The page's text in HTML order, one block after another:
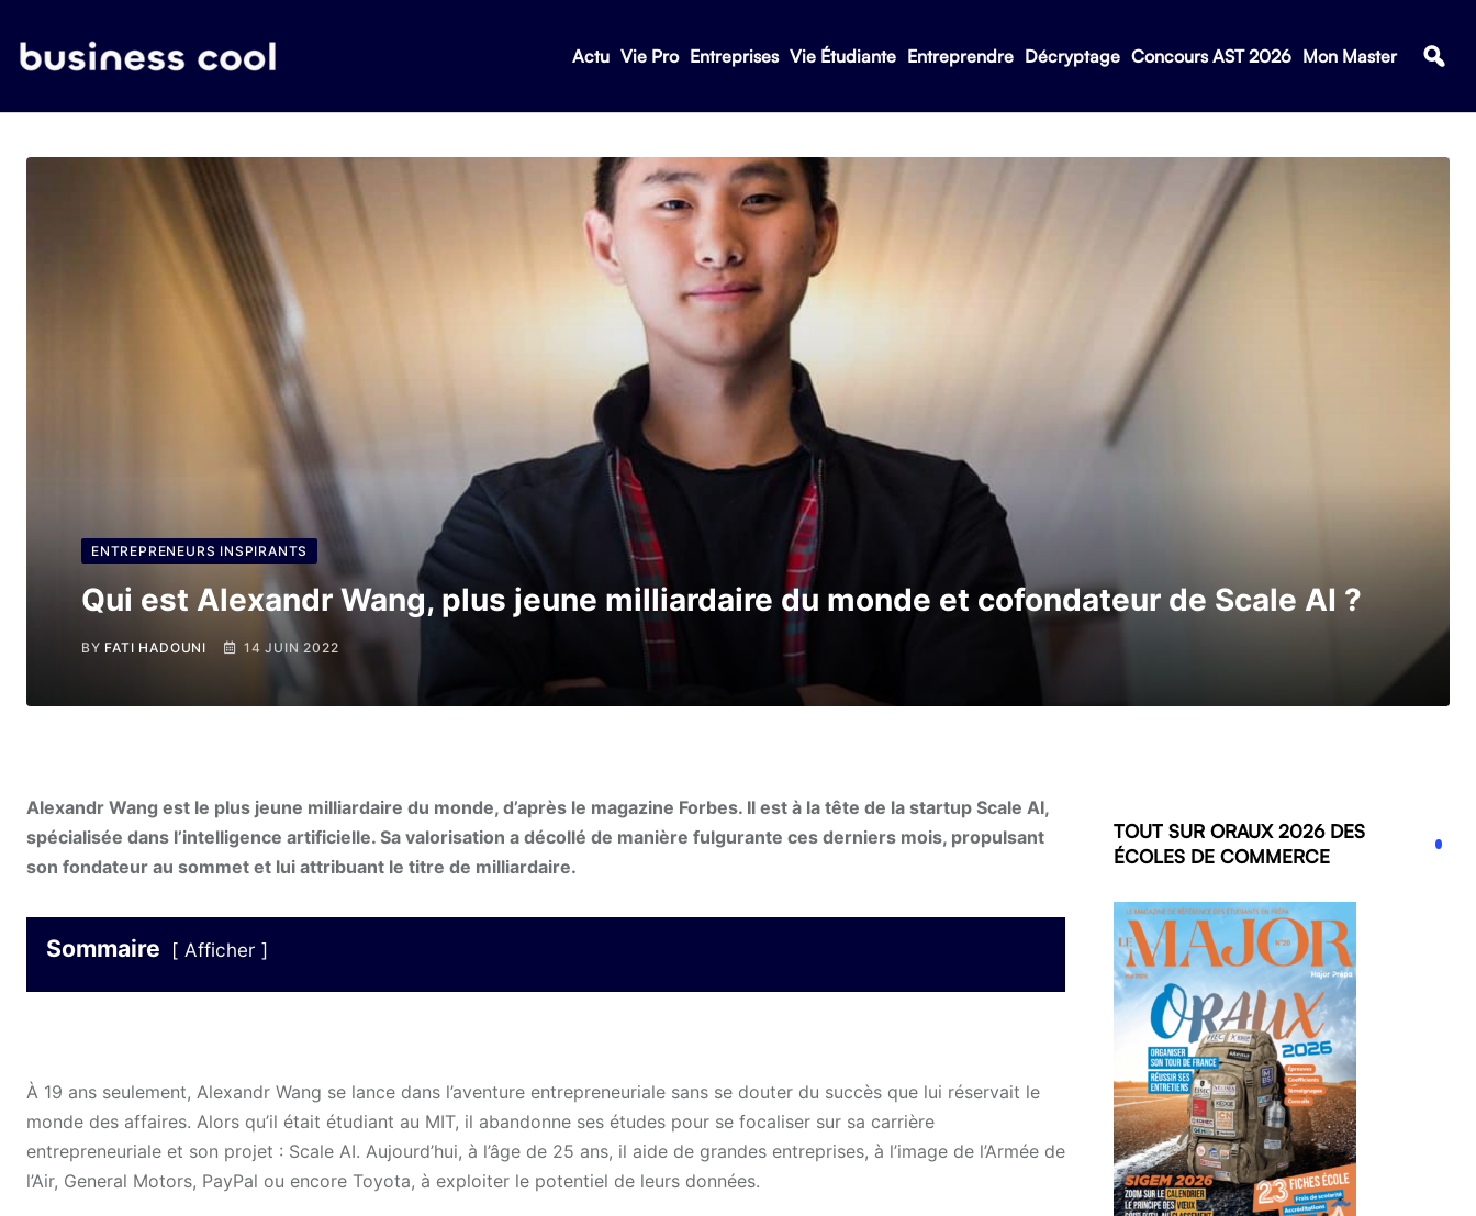
Actu Vie Pro Entreprises Vie Étudiante Entreprendre Décryptage Concours AST 2026 Mon Master
ENTREPRENEURS INSPIRANTS
Qui est Alexandr Wang, plus jeune milliardaire du monde et cofondateur de Scale AI ?
BY FATI HADOUNI 14 JUIN 2022
Alexandr Wang est le plus jeune milliardaire du monde, d’après le magazine Forbes. Il est à la tête de la startup Scale AI,
spécialisée dans l’intelligence artificielle. Sa valorisation a décollé de manière fulgurante ces derniers mois, propulsant
son fondateur au sommet et lui attribuant le titre de milliardaire.
Sommaire Afficher
À 19 ans seulement, Alexandr Wang se lance dans l’aventure entrepreneuriale sans se douter du succès que lui réservait le
monde des affaires. Alors qu’il était étudiant au MIT, il abandonne ses études pour se focaliser sur sa carrière
entrepreneuriale et son projet : Scale AI. Aujourd’hui, à l’âge de 25 ans, il aide de grandes entreprises, à l’image de l’Armée de
l’Air, General Motors, PayPal ou encore Toyota, à exploiter le potentiel de leurs données.
TOUT SUR ORAUX 2026 DES
ÉCOLES DE COMMERCE